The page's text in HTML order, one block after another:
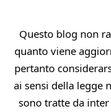
Questo blog non
quanto viene
pertanto
ai sensi della legge
sono tratte da